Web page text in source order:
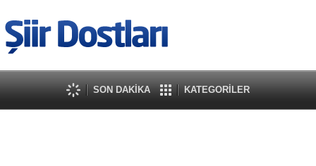
SON DAKİKA KATEGORİLER